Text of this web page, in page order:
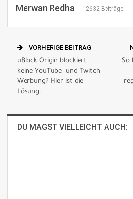
Merwan Redha 2632 Beiträge
VORHERIGE BEITRAG
uBlock Origin blockiert
keine YouTube- und Twitch-
Werbung? Hier ist die
Lösung.
So
DU MAGST VIELLEICHT AUCH: